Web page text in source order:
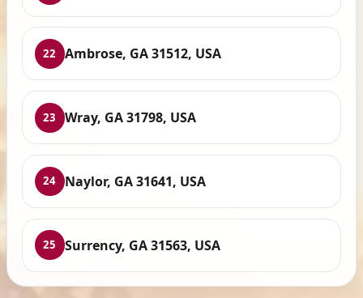
22 Ambrose, GA 31512, USA
23 Wray, GA 31798, USA
24 Naylor, GA 31641, USA
25 Surrency, GA 31563, USA